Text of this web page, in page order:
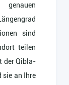
sind
teilen
der Qibla-
sie an Ihre